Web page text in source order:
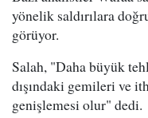
yönelik saldırılara
görüyor.
Salah, "Daha büyük
dışındaki gemileri ve
genişlemesi olur" dedi.